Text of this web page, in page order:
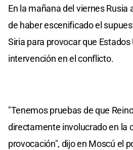
En la mañana del viernes Rusia
de haber escenificado el
Siria para provocar que
intervención en el conflicto.
"Tenemos pruebas de que
directamente involucrado en la
provocación", dijo en Moscú el